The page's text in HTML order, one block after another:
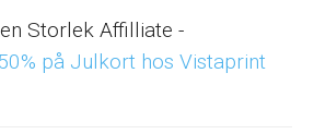
Storlek Affilliate -
50% på Julkort hos Vistaprint